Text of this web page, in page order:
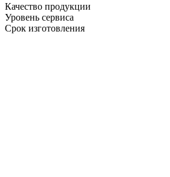
Качество продукции
Уровень сервиса
Срок изготовления